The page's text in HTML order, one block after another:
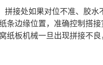
拼接处如果对位不准、胶
条边缘位置，准确控制搭接
纸板机械一旦出现拼接不良